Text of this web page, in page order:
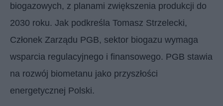
biogazowych, z planami zwiększenia produkcji do
2030 roku. Jak podkreśla Tomasz Strzelecki,
Członek Zarządu PGB, sektor biogazu wymaga
wsparcia regulacyjnego i finansowego. PGB stawia
na rozwój biometanu jako przyszłości
energetycznej Polski.